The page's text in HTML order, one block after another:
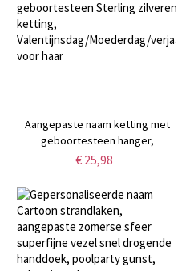
Aangepaste naam ketting met
geboortesteen hanger,
gepersonaliseerde
ketting,
Valentijnsdag/Moederdag/
voor haar
€ 25,98